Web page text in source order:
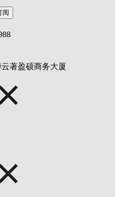
阅
著盈硕商务大厦